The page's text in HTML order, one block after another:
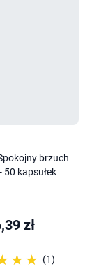
brzuch
50 kapsułek
zł
(1)